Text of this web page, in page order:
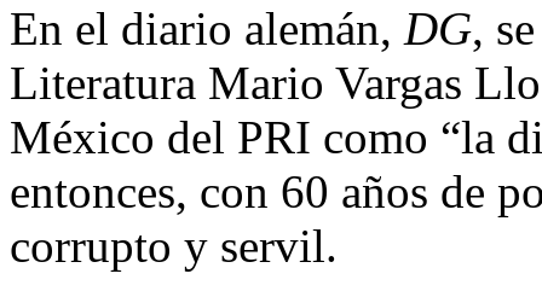
En el diario alemán, DG,
Literatura Mario Vargas
México del PRI como “la
entonces, con 60 años de
corrupto y servil.